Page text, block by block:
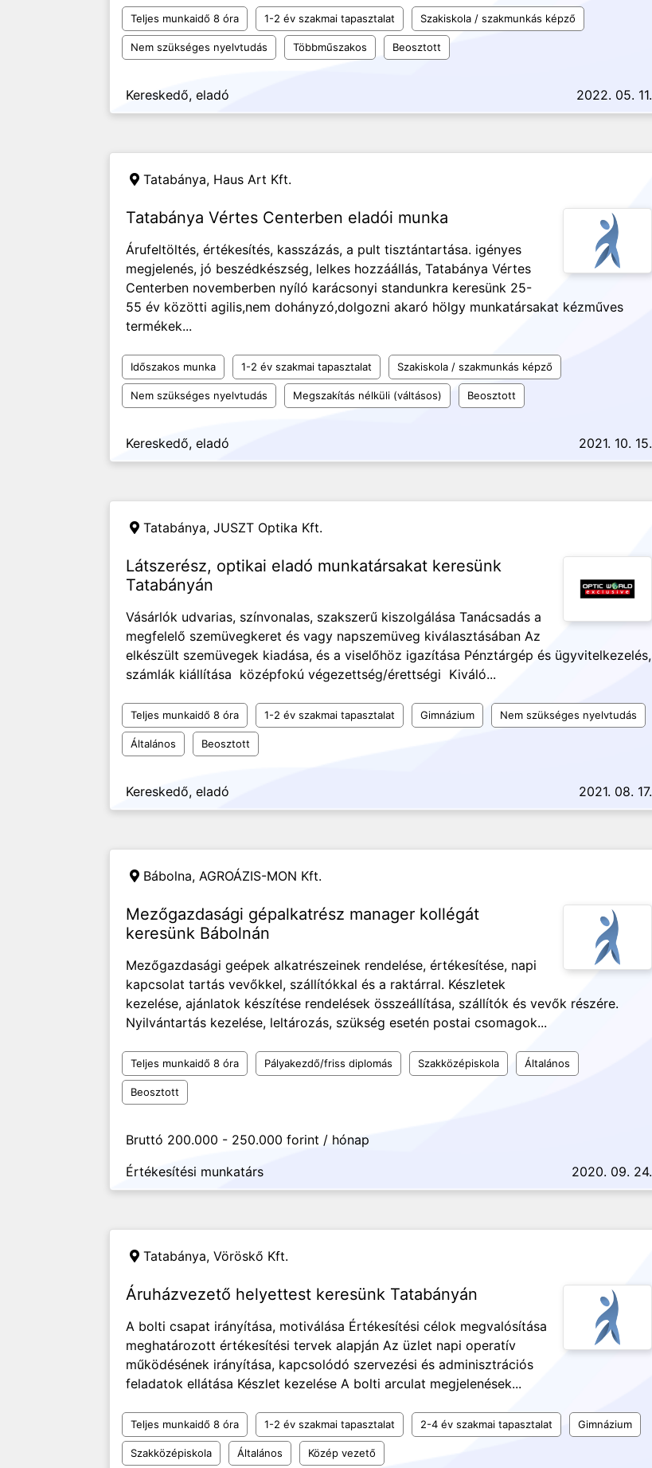
Teljes munkaidő 8 óra 1-2 év szakmai tapasztalat Szakiskola / szakmunkás képző
Nem szükséges nyelvtudás Többműszakos Beosztott
Kereskedő, eladó 2022. 05. 11.
Tatabánya, Haus Art Kft.
Tatabánya Vértes Centerben eladói munka
Árufeltöltés, értékesítés, kasszázás, a pult tisztántartása. igényes
megjelenés, jó beszédkészség, lelkes hozzáállás, Tatabánya Vértes
Centerben novemberben nyíló karácsonyi standunkra keresünk 25-
55 év közötti agilis,nem dohányzó,dolgozni akaró hölgy munkatársakat kézműves
termékek...
Időszakos munka 1-2 év szakmai tapasztalat Szakiskola / szakmunkás képző
Nem szükséges nyelvtudás Megszakítás nélküli (váltásos) Beosztott
Kereskedő, eladó 2021. 10. 15.
Tatabánya, JUSZT Optika Kft.
Látszerész, optikai eladó munkatársakat keresünk
Tatabányán
Vásárlók udvarias, színvonalas, szakszerű kiszolgálása Tanácsadás a
megfelelő szemüvegkeret és vagy napszemüveg kiválasztásában Az
elkészült szemüvegek kiadása, és a viselőhöz igazítása Pénztárgép és ügyvitelkezelés,
számlák kiállítása középfokú végezettség/érettségi Kiváló...
Teljes munkaidő 8 óra 1-2 év szakmai tapasztalat Gimnázium Nem szükséges nyelvtudás
Általános Beosztott
Kereskedő, eladó 2021. 08. 17.
Bábolna, AGROÁZIS-MON Kft.
Mezőgazdasági gépalkatrész manager kollégát
keresünk Bábolnán
Mezőgazdasági geépek alkatrészeinek rendelése, értékesítése, napi
kapcsolat tartás vevőkkel, szállítókkal és a raktárral. Készletek
kezelése, ajánlatok készítése rendelések összeállítása, szállítók és vevők részére.
Nyilvántartás kezelése, leltározás, szükség esetén postai csomagok...
Teljes munkaidő 8 óra Pályakezdő/friss diplomás Szakközépiskola Általános
Beosztott
Bruttó 200.000 - 250.000 forint / hónap
Értékesítési munkatárs
2020. 09. 24.
Tatabánya, Vöröskő Kft.
Áruházvezető helyettest keresünk Tatabányán
A bolti csapat irányítása, motiválása Értékesítési célok megvalósítása
meghatározott értékesítési tervek alapján Az üzlet napi operatív
működésének irányítása, kapcsolódó szervezési és adminisztrációs
feladatok ellátása Készlet kezelése A bolti arculat megjelenések...
Teljes munkaidő 8 óra 1-2 év szakmai tapasztalat 2-4 év szakmai tapasztalat Gimnázium
Szakközépiskola Általános Közép vezető